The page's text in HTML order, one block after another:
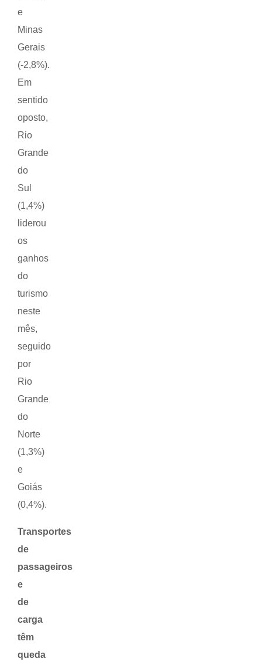
e
Minas
Gerais
(-2,8%).
Em
sentido
oposto,
Rio
Grande
do
Sul
(1,4%)
liderou
os
ganhos
do
turismo
neste
mês,
seguido
por
Rio
Grande
do
Norte
(1,3%)
e
Goiás
(0,4%).
Transportes
de
passageiros
e
de
carga
têm
queda